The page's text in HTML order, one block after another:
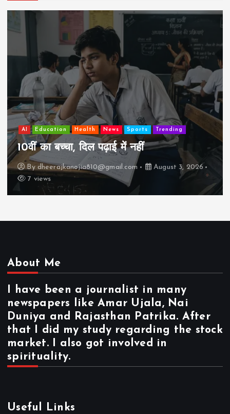
AI Education Lifestyle Mutual fund society Travel
झुग्गी में रहने वाला 10,000 कमाने वाले का बच्चा
कैसे “बड़ा आदमी” बन सकता है?
By dheerajkanojia810@gmail.com
August 2, 2026
17 views
About Me
I have been a journalist in many
newspapers like Amar Ujala, Nai
Duniya and Rajasthan Patrika. After
that I did my study regarding the stock
market. I also got involved in
spirituality.
Useful Links